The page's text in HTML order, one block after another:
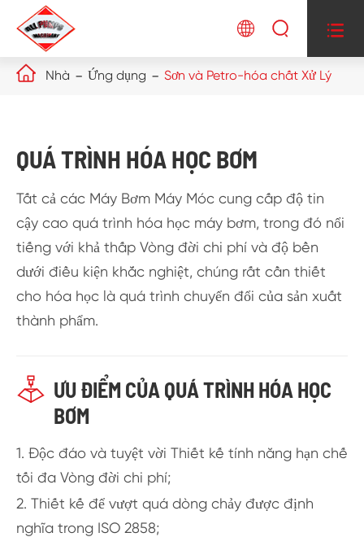
  
 Nhà Ứng dụng Sơn và Petro-hóa chất Xử Lý
QUÁ TRÌNH HÓA HỌC BƠM
Tất cả các Máy Bơm Máy Móc cung cấp độ tin
cậy cao quá trình hóa học máy bơm, trong đó nổi
tiếng với khả thấp Vòng đời chi phí và độ bền
dưới điều kiện khắc nghiệt, chúng rất cần thiết
cho hóa học là quá trình chuyển đổi của sản xuất
thành phẩm.
 ƯU ĐIỂM CỦA QUÁ TRÌNH HÓA HỌC
BƠM
1. Độc đáo và tuyệt vời Thiết kế tính năng hạn chế
tối đa Vòng đời chi phí;
2. Thiết kế để vượt quá dòng chảy được định
nghĩa trong ISO 2858;